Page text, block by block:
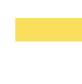
Warna :